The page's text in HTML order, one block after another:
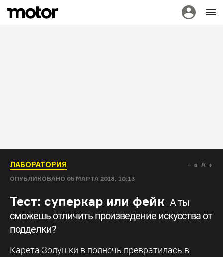
ЛАБОРАТОРИЯ
ОПУБЛИКОВАНО 05 МАРТА 2018, 10:13
a A
Тест: суперкар или фейк А ты
сможешь отличить произведение искусства от
подделки?
Карета Золушки в полночь превратилась в